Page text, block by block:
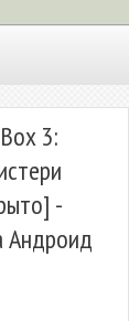
3:
-
Андроид